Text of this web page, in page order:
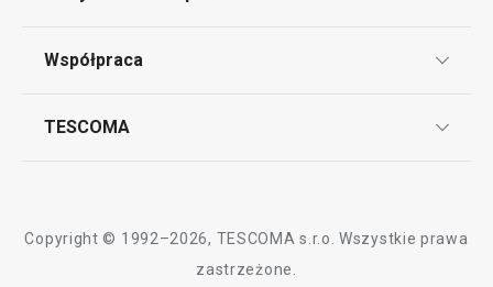
Bony podarunkowe
Dostawa i sposoby płatności
Współpraca
TESCOMA
Graficzne oznaczenie produktów
Copyright © 1992–2026, TESCOMA s.r.o. Wszystkie prawa
zastrzeżone.